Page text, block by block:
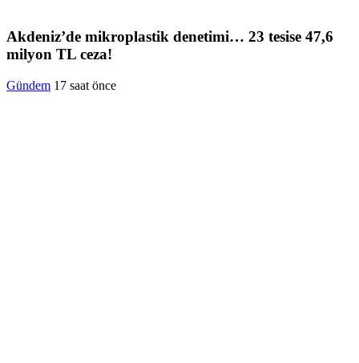
Akdeniz’de mikroplastik denetimi… 23 tesise 47,6
milyon TL ceza!
Gündem 17 saat önce